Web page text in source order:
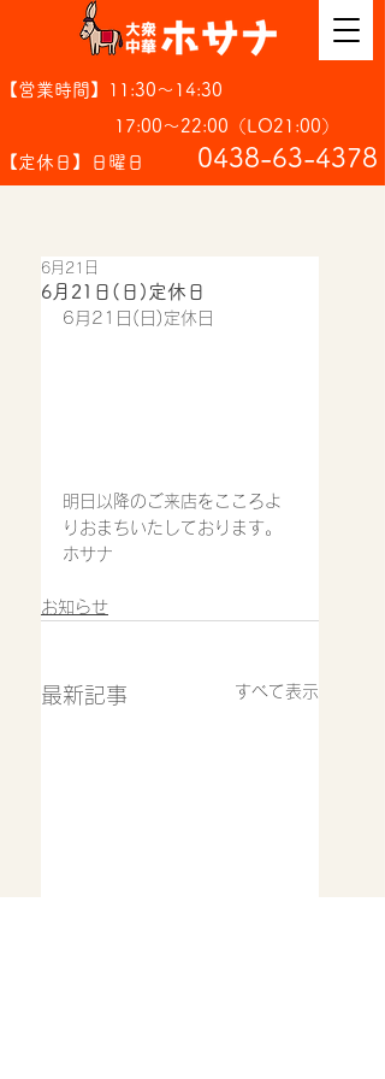
【営業時間】11:30～14:30
17:00～22:00（LO21:00）
【定休日】日曜日
​0438-63-4378
6月21日(日)定休日
6月21日
6月21日(日)定休日
明日以降のご来店をこころよ
りおまちいたしております。
ホサナ
お知らせ
最新記事 すべて表示